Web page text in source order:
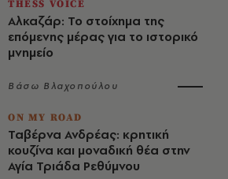
THESS VOICE
Αλκαζάρ: Το στοίχημα της
επόμενης μέρας για το ιστορικό
μνημείο
Βάσω Βλαχοπούλου
ON MY ROAD
Ταβέρνα Ανδρέας: κρητική
κουζίνα και μοναδική θέα στην
Αγία Τριάδα Ρεθύμνου